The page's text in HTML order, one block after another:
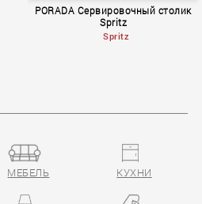
PORADA Сервировочный столик
Spritz
Spritz
МЕБЕЛЬ КУХНИ